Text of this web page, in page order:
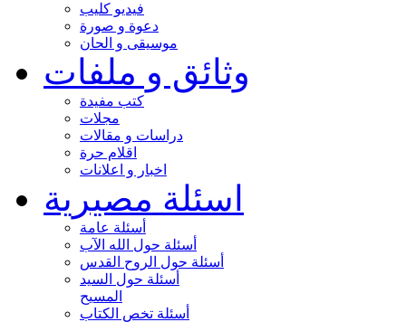
فيديو كليب
دعوة و صورة
موسيقى و الحان
وثائق و ملفات
كتب مفيدة
مجلات
دراسات و مقالات
اقلام حرة
اخبار و اعلانات
اسئلة مصيرية
أسئلة عامة
أسئلة حول الله الآب
أسئلة حول الروح القدس
أسئلة حول السيد
المسيح
أسئلة تخص الكتاب